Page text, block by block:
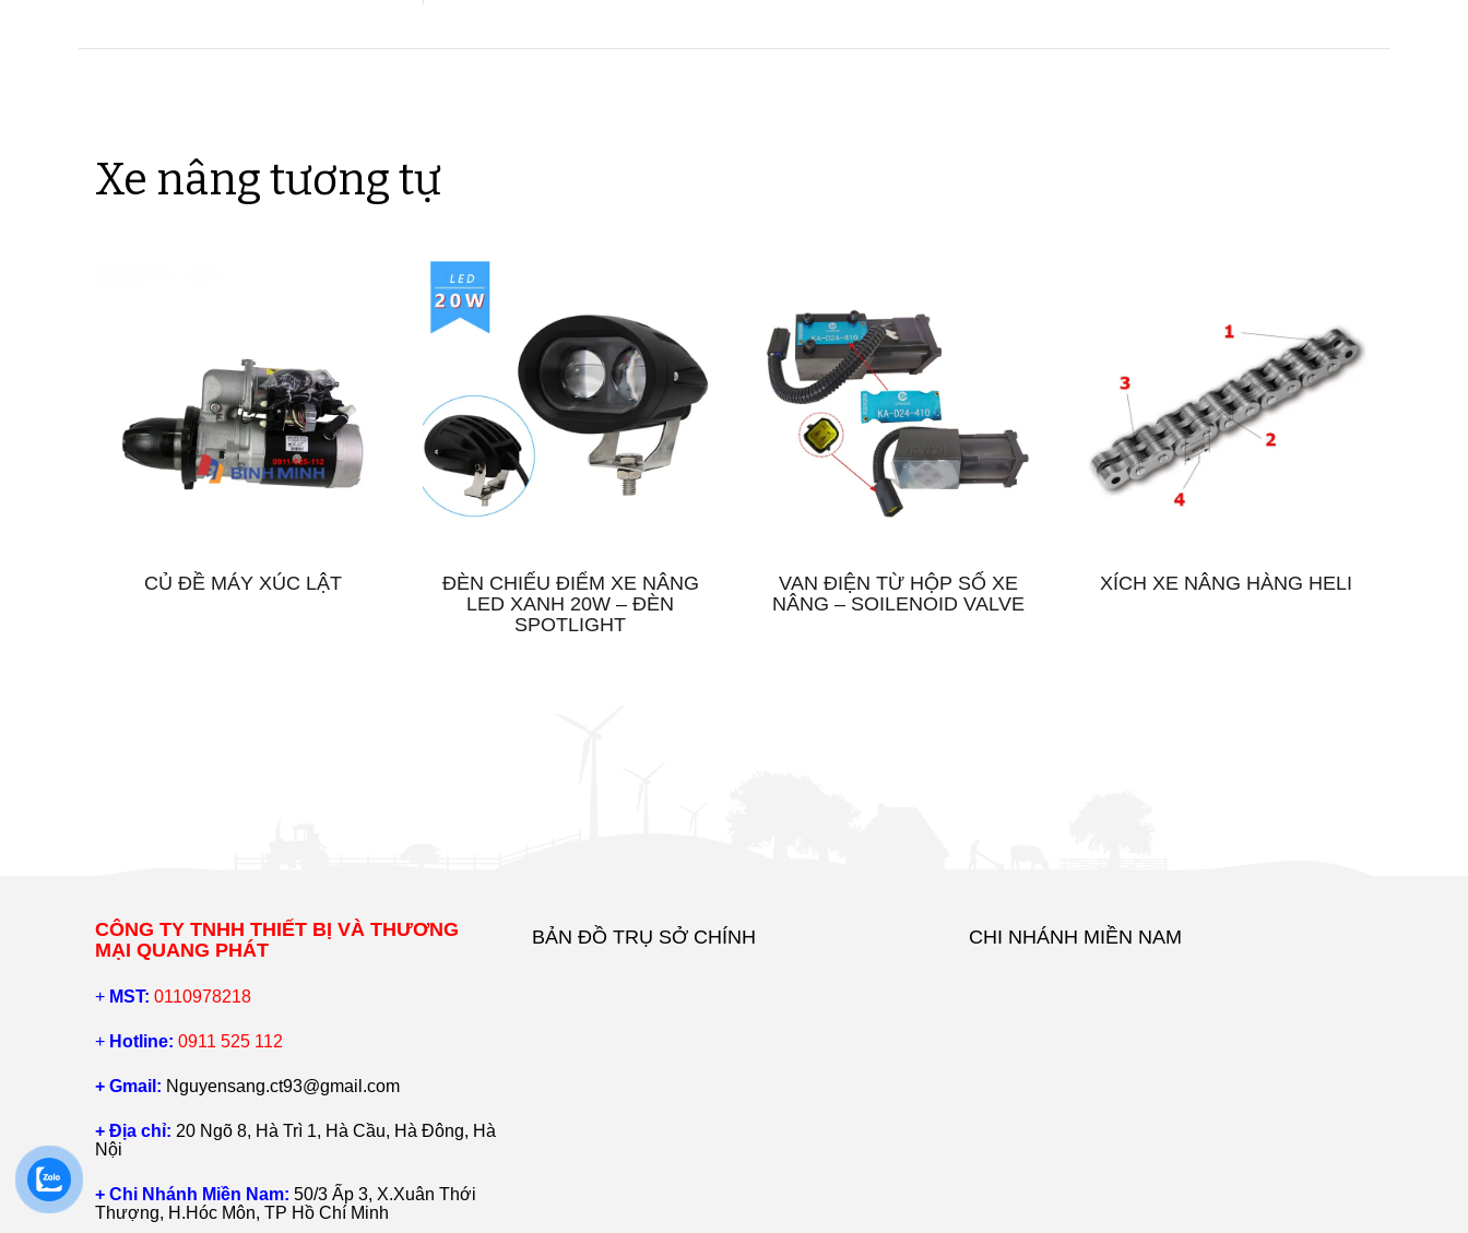
Xe nâng tương tự
CỦ ĐỀ MÁY XÚC LẬT
ĐÈN CHIẾU ĐIỂM XE NÂNG
LED XANH 20W – ĐÈN
SPOTLIGHT
VAN ĐIỆN TỪ HỘP SỐ XE
NÂNG – SOILENOID VALVE
XÍCH XE NÂNG HÀNG HELI
CÔNG TY TNHH THIẾT BỊ VÀ THƯƠNG
MẠI QUANG PHÁT
+ MST: 0110978218
+ Hotline: 0911 525 112
+ Gmail: Nguyensang.ct93@gmail.com
+ Địa chỉ: 20 Ngõ 8, Hà Trì 1, Hà Cầu, Hà Đông, Hà
Nội
+ Chi Nhánh Miền Nam: 50/3 Ấp 3, X.Xuân Thới
Thượng, H.Hóc Môn, TP Hồ Chí Minh
BẢN ĐỒ TRỤ SỞ CHÍNH CHI NHÁNH MIỀN NAM